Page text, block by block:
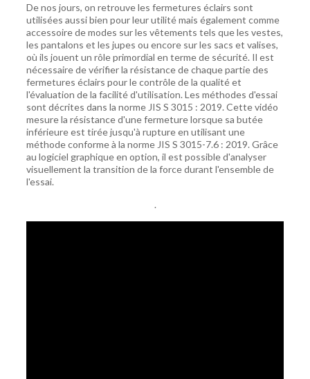
De nos jours, on retrouve les fermetures éclairs sont
utilisées aussi bien pour leur utilité mais également comme
accessoire de modes sur les vêtements tels que les vestes,
les pantalons et les jupes ou encore sur les sacs et valises,
où ils jouent un rôle primordial en terme de sécurité. Il est
nécessaire de vérifier la résistance de chaque partie des
fermetures éclairs pour le contrôle de la qualité et
l'évaluation de la facilité d'utilisation. Les méthodes d'essai
sont décrites dans la norme JIS S 3015 : 2019. Cette vidéo
mesure la résistance d'une fermeture lorsque sa butée
inférieure est tirée jusqu'à rupture en utilisant une
méthode conforme à la norme JIS S 3015-7.6 : 2019. Grâce
au logiciel graphique en option, il est possible d'analyser
visuellement la transition de la force durant l'ensemble de
l'essai.
.